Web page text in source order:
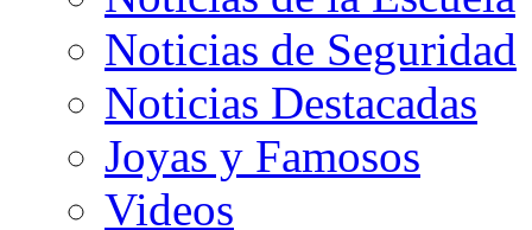
Noticias de Seguridad
Noticias Destacadas
Joyas y Famosos
Videos